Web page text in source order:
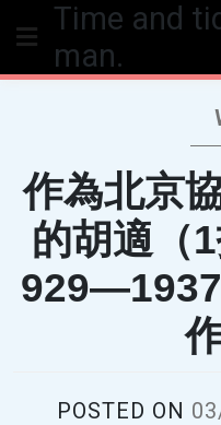
Time and
man.
作為北京
的胡適（
929—1937
POSTED ON